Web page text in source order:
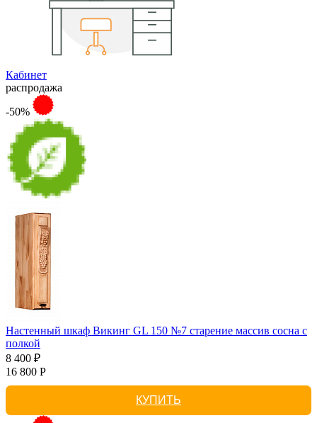
Кабинет
распродажа
-50%
Настенный шкаф Викинг GL 150 №7 старение массив сосна с
полкой
8 400 ₽
16 800 Р
КУПИТЬ